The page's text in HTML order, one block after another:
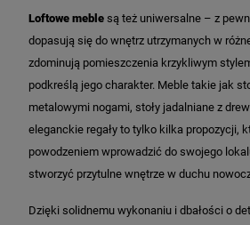
Loftowe meble są też uniwersalne – z
dopasują się do wnętrz utrzymanych w
zdominują pomieszczenia krzykliwym
podkreślą jego charakter. Meble takie jak
metalowymi nogami, stoły jadalniane z
eleganckie regały to tylko kilka propozycji,
powodzeniem wprowadzić do swojego
stworzyć przytulne wnętrze w duchu
Dzięki solidnemu wykonaniu i dbałości o